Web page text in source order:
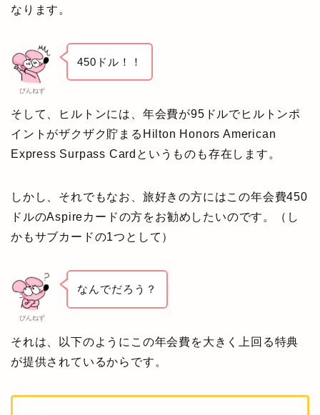
なります。
ぴんねず
450ドル！！
そして、ヒルトンには、年会費が95ドルでヒルトンポ
イントがザクザク貯まるHilton Honors American
Express Surpass Cardというものも存在します。
しかし、それでもなお、旅好きの方にはこの年会費450
ドルのAspireカードの方をお勧めしたいのです。（し
かもサブカードの1つとして）
ぴんねず
なんでだろう？
それは、以下のようにこの年会費を大きく上回る特典
が提供されているからです。